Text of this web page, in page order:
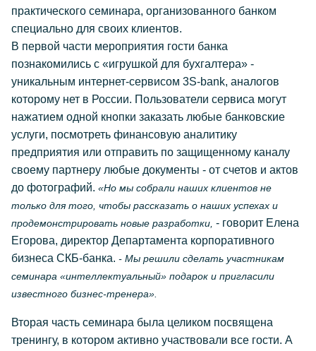
практического семинара, организованного банком
специально для своих клиентов.
В первой части мероприятия гости банка
познакомились с «игрушкой для бухгалтера» -
уникальным интернет-сервисом 3S-bank, аналогов
которому нет в России. Пользователи сервиса могут
нажатием одной кнопки заказать любые банковские
услуги, посмотреть финансовую аналитику
предприятия или отправить по защищенному каналу
своему партнеру любые документы - от счетов и актов
до фотографий. «Но мы собрали наших клиентов не
только для того, чтобы рассказать о наших успехах и
продемонстрировать новые разработки, - говорит Елена
Егорова, директор Департамента корпоративного
бизнеса СКБ-банка. - Мы решили сделать участникам
семинара «интеллектуальный» подарок и пригласили
известного бизнес-тренера».
Вторая часть семинара была целиком посвящена
тренингу, в котором активно участвовали все гости. А